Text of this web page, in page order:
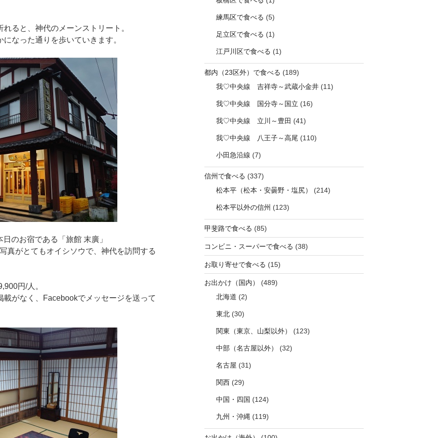
ると、神代のメーンストリート。
なった通りを歩いていきます。
のお宿である「旅館 末廣」
真がとてもオイシソウで、神代を訪問する
円/人。
がなく、Facebookでメッセージを送って
練馬区で食べる (5)
足立区で食べる (1)
江戸川区で食べる (1)
都内（23区外）で食べる (189)
我♡中央線 吉祥寺～武蔵小金井 (11)
我♡中央線 国分寺～国立 (16)
我♡中央線 立川～豊田 (41)
我♡中央線 八王子～高尾 (110)
小田急沿線 (7)
信州で食べる (337)
松本平（松本・安曇野・塩尻）
(214)
松本平以外の信州 (123)
甲斐路で食べる (85)
コンビニ・スーパーで食べる (38)
お取り寄せで食べる (15)
お出かけ（国内）
(489)
北海道 (2)
東北 (30)
関東（東京、山梨以外） (123)
中部（名古屋以外） (32)
名古屋 (31)
関西 (29)
中国・四国 (124)
九州・沖縄 (119)